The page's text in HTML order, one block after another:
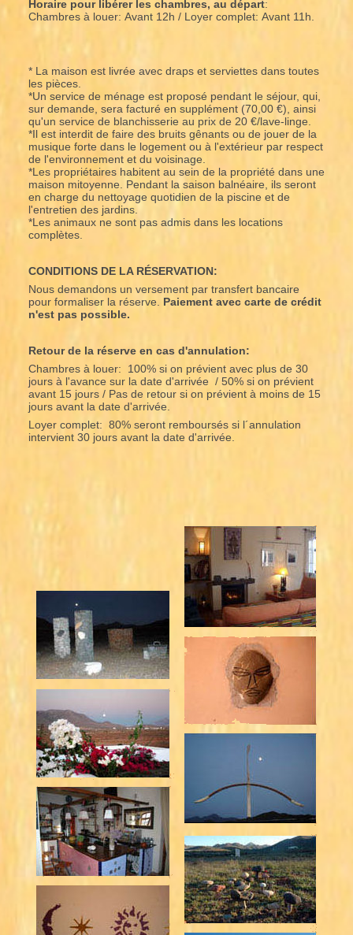
Horaire pour libérer les chambres, au départ:
Chambres à louer: Avant 12h / Loyer complet: Avant 11h.
* La maison est livrée avec draps et serviettes dans toutes
les pièces.
*Un service de ménage est proposé pendant le séjour, qui,
sur demande, sera facturé en supplément (70,00 €), ainsi
qu'un service de blanchisserie au prix de 20 €/lave-linge.
*Il est interdit de faire des bruits gênants ou de jouer de la
musique forte dans le logement ou à l'extérieur par respect
de l'environnement et du voisinage.
*Les propriétaires habitent au sein de la propriété dans une
maison mitoyenne. Pendant la saison balnéaire, ils seront
en charge du nettoyage quotidien de la piscine et de
l'entretien des jardins.
*Les animaux ne sont pas admis dans les locations
complètes.
CONDITIONS DE LA RÉSERVATION:
Nous demandons un versement par transfert bancaire
pour formaliser la réserve. Paiement avec carte de crédit
n'est pas possible.
Retour de la réserve en cas d'annulation:
Chambres à louer: 100% si on prévient avec plus de 30
jours à l'avance sur la date d'arrivée / 50% si on prévient
avant 15 jours / Pas de retour si on prévient à moins de 15
jours avant la date d'arrivée.
Loyer complet: 80% seront remboursés si l´annulation
intervient 30 jours avant la date d'arrivée.